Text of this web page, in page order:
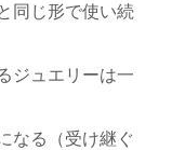
同じ形で使い続
ジュエリーは一
なる（受け継ぐ